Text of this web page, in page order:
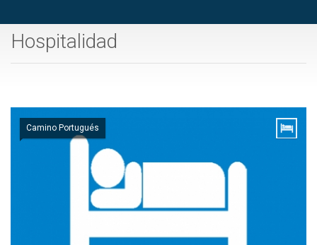
Hospitalidad
Camino Portugués